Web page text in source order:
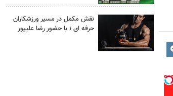
نقش مکمل در مسیر ورزشکاران
حرفه ای ؛ با حضور رضا علیپور